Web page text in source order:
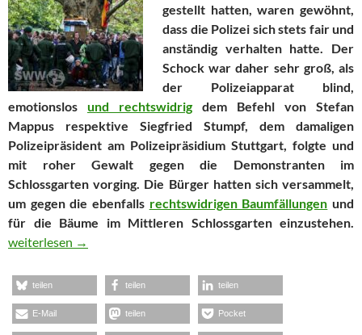
gestellt hatten, waren gewöhnt,
dass die Polizei sich stets fair und
anständig verhalten hatte. Der
Schock war daher sehr groß, als
der Polizeiapparat blind,
emotionslos und rechtswidrig dem Befehl von Stefan
Mappus respektive Siegfried Stumpf, dem damaligen
Polizeipräsident am Polizeipräsidium Stuttgart, folgte und
mit roher Gewalt gegen die Demonstranten im
Schlossgarten vorging. Die Bürger hatten sich versammelt,
um gegen die ebenfalls rechtswidrigen Baumfällungen und
für die Bäume im Mittleren Schlossgarten einzustehen.
Der Schwarze Donnerstag – ein Tag in Stuttgart im Jahr 2010
weiterlesen →
teilen teilen teilen
E-Mail teilen Pocket